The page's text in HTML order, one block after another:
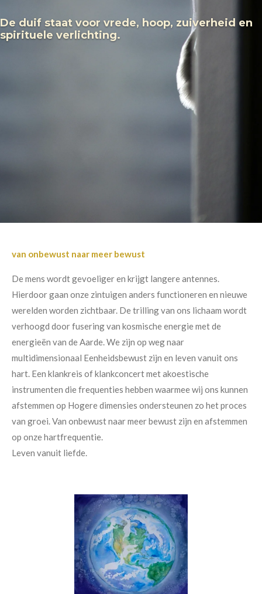
De duif staat voor vrede, hoop, zuiverheid en
spirituele verlichting.
van onbewust naar meer bewust
De mens wordt gevoeliger en krijgt langere antennes.
Hierdoor gaan onze zintuigen anders functioneren en nieuwe
werelden worden zichtbaar. De trilling van ons lichaam wordt
verhoogd door fusering van kosmische energie met de
energieën van de Aarde. We zijn op weg naar
multidimensionaal Eenheidsbewust zijn en leven vanuit ons
hart. Een klankreis of klankconcert metakoestische
instrumenten die frequenties hebben waarmee wij ons kunnen
afstemmen op Hogere dimensies ondersteunen zo het proces
van groei. Van onbewust naar meer bewust zijn en afstemmen
op onze hartfrequentie.
Leven vanuit liefde.